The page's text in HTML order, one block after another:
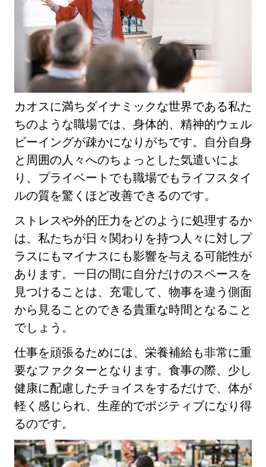
カオスに満ちダイナミックな世界である私た
ちのような職場では、身体的、精神的ウェル
ビーイングが疎かになりがちです。自分自身
と周囲の人々へのちょっとした気遣いによ
り、プライベートでも職場でもライフスタイ
ルの質を驚くほど改善できるのです。
ストレスや外的圧力をどのように処理するか
は、私たちが日々関わりを持つ人々に対しプ
ラスにもマイナスにも影響を与える可能性が
あります。一日の間に自分だけのスペースを
見つけることは、充電して、物事を違う側面
から見ることのできる貴重な時間となること
でしょう。
仕事を頑張るためには、栄養補給も非常に重
要なファクターとなります。食事の際、少し
健康に配慮したチョイスをするだけで、体が
軽く感じられ、生産的でポジティブになり得
るのです。